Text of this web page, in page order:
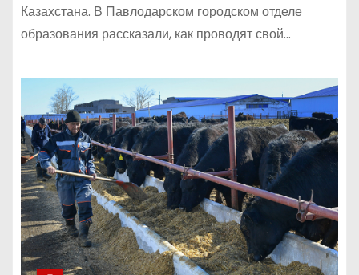
Казахстана. В Павлодарском городском отделе
образования рассказали, как проводят свой…